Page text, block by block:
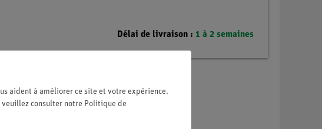
Délai de livraison : 1 à 2 semaines
aident à améliorer ce site et votre expérience.
consulter notre Politique de